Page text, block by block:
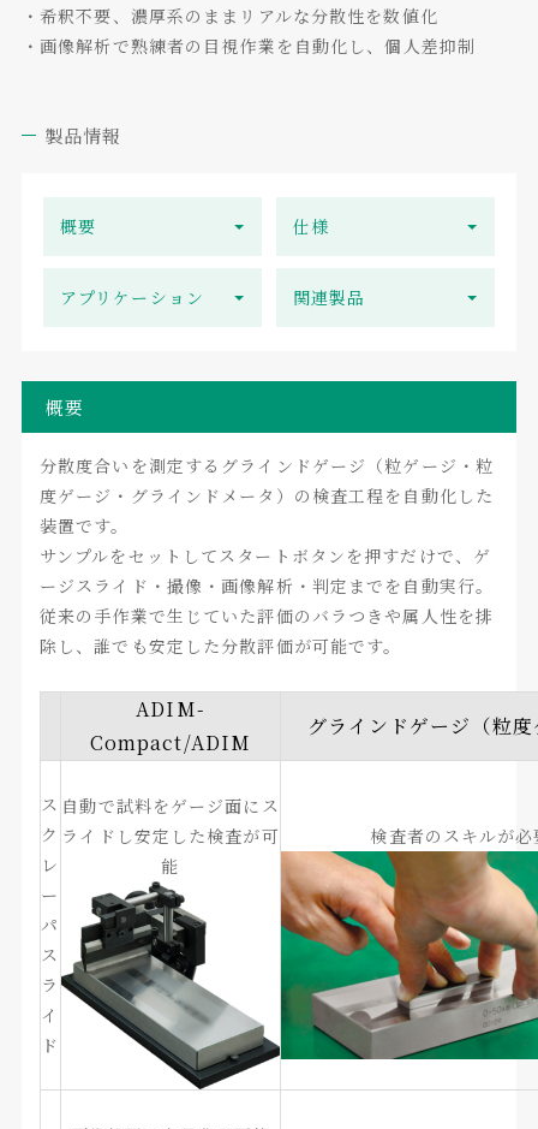
・希釈不要、濃厚系のままリアルな分散性を数値化
・画像解析で熟練者の目視作業を自動化し、個人差抑制
製品情報
概要 仕様
アプリケーション 関連製品
概要
分散度合いを測定するグラインドゲージ（粒ゲージ・粒
度ゲージ・グラインドメータ）の検査工程を自動化した
装置です。
サンプルをセットしてスタートボタンを押すだけで、ゲ
ージスライド・撮像・画像解析・判定までを自動実行。
従来の手作業で生じていた評価のバラつきや属人性を排
除し、誰でも安定した分散評価が可能です。
ADIM-
Compact/ADIM
グラインドゲージ（粒
ス
ク
レ
ー
パ
ス
ラ
イ
ド
自動で試料をゲージ面にス
ライドし安定した検査が可
能
検査者のスキルが必